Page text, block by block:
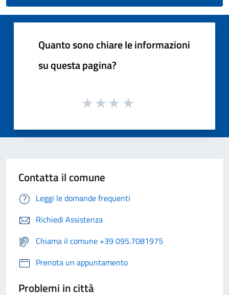
Quanto sono chiare le informazioni
su questa pagina?
Contatta il comune
Leggi le domande frequenti
Richiedi Assistenza
Chiama il comune +39 095.7081975
Prenota un appuntamento
Problemi in città